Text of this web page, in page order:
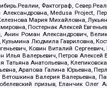
Фактограф,
Medusa Project,
Мария Михайловна,
Постернак Алексей
Роман Александрович,
Людмила Гавриловна,
Ковин Виталий
Валерьевич, Петров
Анатольевна,
Арапова Галина Юрьевна,
Валерия Валерьевна,
призыв, Еланчик Олег